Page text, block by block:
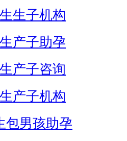
生子机构
产子助孕
产子咨询
产子机构
包男孩助孕